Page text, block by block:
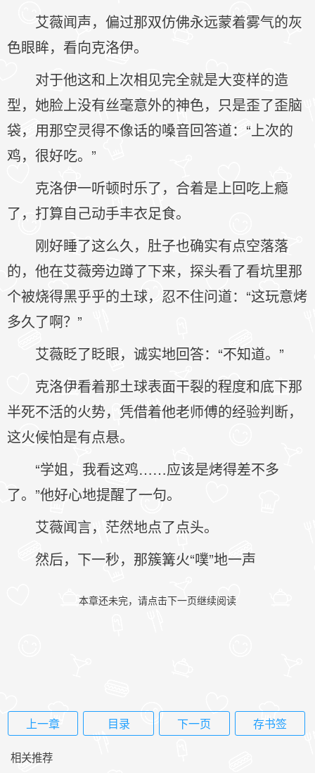
艾薇闻声，偏过那双仿佛永远蒙着雾气的灰
色眼眸，看向克洛伊。
对于他这和上次相见完全就是大变样的造
型，她脸上没有丝毫意外的神色，只是歪了歪脑
袋，用那空灵得不像话的嗓音回答道：“上次的
鸡，很好吃。”
克洛伊一听顿时乐了，合着是上回吃上瘾
了，打算自己动手丰衣足食。
刚好睡了这么久，肚子也确实有点空落落
的，他在艾薇旁边蹲了下来，探头看了看坑里那
个被烧得黑乎乎的土球，忍不住问道：“这玩意烤
多久了啊？”
艾薇眨了眨眼，诚实地回答：“不知道。”
克洛伊看着那土球表面干裂的程度和底下那
半死不活的火势，凭借着他老师傅的经验判断，
这火候怕是有点悬。
“学姐，我看这鸡……应该是烤得差不多
了。”他好心地提醒了一句。
艾薇闻言，茫然地点了点头。
然后，下一秒，那簇篝火“噗”地一声
本章还未完，请点击下一页继续阅读
上一章 目录 下一页 存书签
相关推荐